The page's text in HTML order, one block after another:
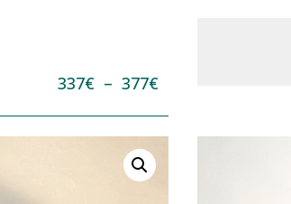
337€ – 377€Plage
prix :